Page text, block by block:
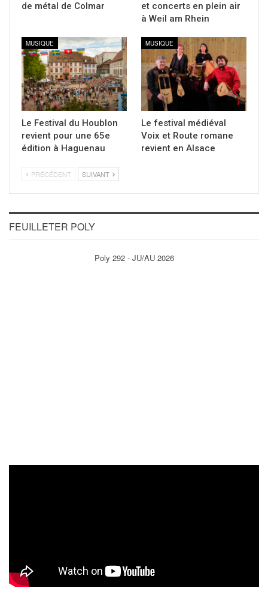
de métal de Colmar
et concerts en plein air
à Weil am Rhein
MUSIQUE
Le Festival du Houblon
revient pour une 65e
édition à Haguenau
MUSIQUE
Le festival médiéval
Voix et Route romane
revient en Alsace
PRÉCÉDENT SUIVANT
FEUILLETER POLY
Poly 292 - JU/AU 2026